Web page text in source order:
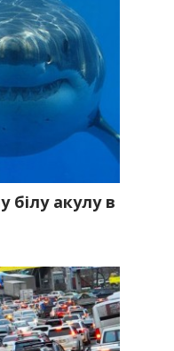
білу акулу в